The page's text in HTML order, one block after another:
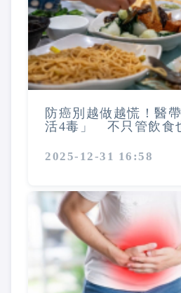
防癌別越做越慌！醫
活4毒」 不只管飲食
2025-12-31 16:58